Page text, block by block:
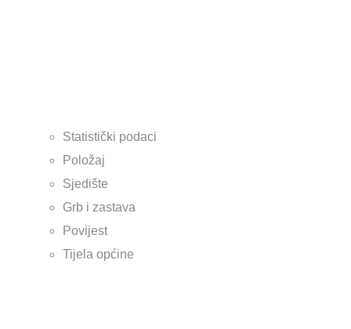
Statistički podaci
Položaj
Sjedište
Grb i zastava
Povijest
Tijela općine